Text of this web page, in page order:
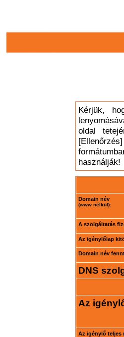
Kérjük,
oldal
használják!
Domain név
(www nélkül):
A szolgáltatás
Az igénylőlap
Domain név
DNS
Az
Az igénylő teljes